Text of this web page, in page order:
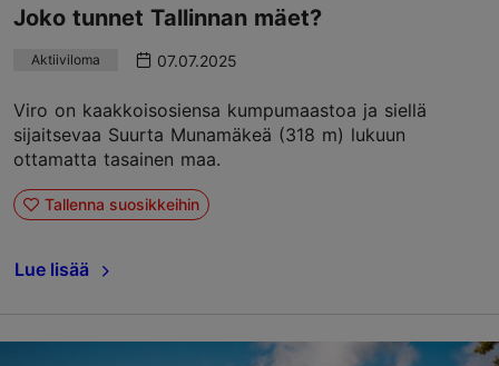
Joko tunnet Tallinnan mäet?
Aktiiviloma 07.07.2025
Viro on kaakkoisosiensa kumpumaastoa ja siellä
sijaitsevaa Suurta Munamäkeä (318 m) lukuun
ottamatta tasainen maa.
Tallenna suosikkeihin
Lue lisää